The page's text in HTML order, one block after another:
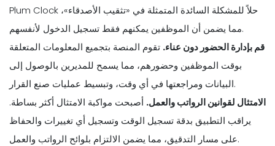
Plum Clock حلاً للمشكلة السائدة المتمثلة في «تثقيب الأصدقاء»،
مما يضمن أن الموظفين يمكنهم فقط تسجيل الدخول لأنفسهم.
قم بإدارة الحضور دون عناء. تقوم المنصة بتجميع المعلومات المتعلقة
بوقت الموظفين وحضورهم، مما يسمح للمديرين بالوصول إلى
البيانات ومراجعتها في أي وقت، وتبسيط عمليات صنع القرار.
الامتثال لقوانين الرواتب والعمل. أصبحت مواكبة الامتثال أكثر بساطة.
يراقب التطبيق بدقة تسجيل الوقت وتسجيل أي تغييرات والحفاظ
على مسار التدقيق، مما يضمن الالتزام بلوائح الرواتب والعمل.